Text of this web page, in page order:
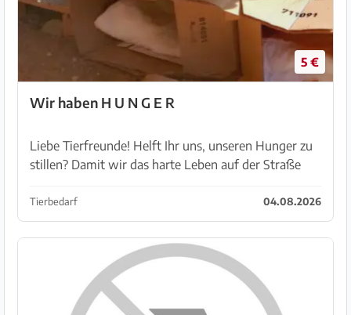
5 €
Wir haben H U N G E R
Liebe Tierfreunde! Helft Ihr uns, unseren Hunger zu
stillen? Damit wir das harte Leben auf der Straße
magere Frührente komplett mit uns. Sie sel...
Tierbedarf 04.08.2026